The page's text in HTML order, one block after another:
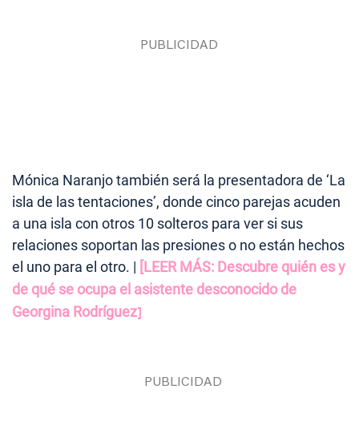
Mónica Naranjo también será la presentadora de ‘La
isla de las tentaciones’, donde cinco parejas acuden
a una isla con otros 10 solteros para ver si sus
relaciones soportan las presiones o no están hechos
el uno para el otro. | [LEER MÁS: Descubre quién es y
de qué se ocupa el asistente desconocido de
Georgina Rodríguez]